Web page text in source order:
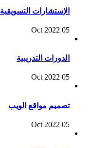
الإستشارات التسويقية
05 Oct 2022
الدورات التدريبية
05 Oct 2022
تصميم مواقع الويب
05 Oct 2022